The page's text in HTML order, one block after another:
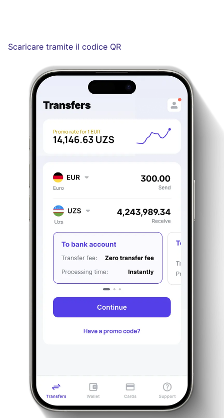
Scaricare tramite il codice QR